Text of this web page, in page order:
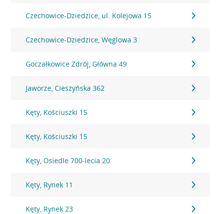
Czechowice-Dziedzice, ul. Kolejowa 15
Czechowice-Dziedzice, Węglowa 3
Goczałkowice Zdrój, Główna 49
Jaworze, Cieszyńska 362
Kęty, Kościuszki 15
Kęty, Kościuszki 15
Kęty, Osiedle 700-lecia 20
Kęty, Rynek 11
Kęty, Rynek 23